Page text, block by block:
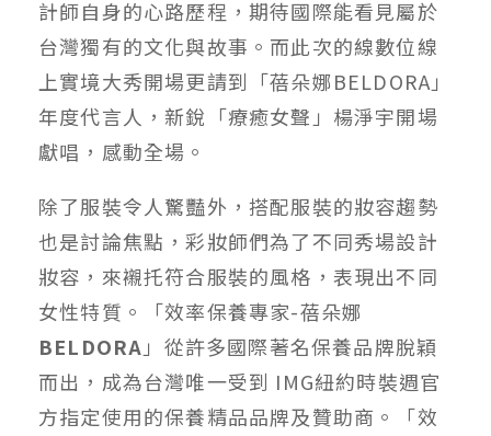
計師自身的心路歷程，期待國際能看見屬於
台灣獨有的文化與故事。而此次的線數位線
上實境大秀開場更請到「蓓朵娜BELDORA」
年度代言人，新銳「療癒女聲」楊淨宇開場
獻唱，感動全場。
除了服裝令人驚豔外，搭配服裝的妝容趨勢
也是討論焦點，彩妝師們為了不同秀場設計
妝容，來襯托符合服裝的風格，表現出不同
女性特質。「效率保養專家-蓓朵娜
BELDORA 」從許多國際著名保養品牌脫穎
而出，成為台灣唯一受到 IMG紐約時裝週官
方指定使用的保養精品品牌及贊助商。「效